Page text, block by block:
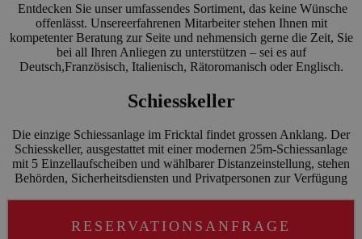
Entdecken Sie unser umfassendes Sortiment, das keine Wünsche
offenlässt. Unsereerfahrenen Mitarbeiter stehen Ihnen mit
kompetenter Beratung zur Seite und nehmensich gerne die Zeit, Sie
bei all Ihren Anliegen zu unterstützen – sei es auf
Deutsch,Französisch, Italienisch, Rätoromanisch oder Englisch.
Schiesskeller
Die einzige Schiessanlage im Fricktal findet grossen Anklang. Der
Schiesskeller, ausgestattet mit einer modernen 25m-Schiessanlage
mit 5 Einzellaufscheiben und wählbarer Distanzeinstellung, stehen
Behörden, Sicherheitsdiensten und Privatpersonen zur Verfügung
RESERVATIONSANFRAGE